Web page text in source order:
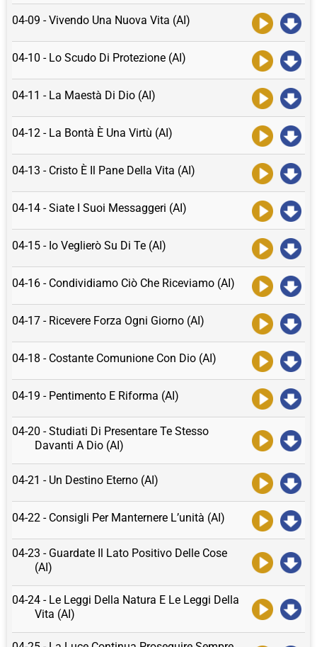
04-09 - Vivendo Una Nuova Vita (AI)
04-10 - Lo Scudo Di Protezione (AI)
04-11 - La Maestà Di Dio (AI)
04-12 - La Bontà È Una Virtù (AI)
04-13 - Cristo È Il Pane Della Vita (AI)
04-14 - Siate I Suoi Messaggeri (AI)
04-15 - Io Veglierò Su Di Te (AI)
04-16 - Condividiamo Ciò Che Riceviamo (AI)
04-17 - Ricevere Forza Ogni Giorno (AI)
04-18 - Costante Comunione Con Dio (AI)
04-19 - Pentimento E Riforma (AI)
04-20 - Studiati Di Presentare Te Stesso
Davanti A Dio (AI)
04-21 - Un Destino Eterno (AI)
04-22 - Consigli Per Manternere L’unità (AI)
04-23 - Guardate Il Lato Positivo Delle Cose
(AI)
04-24 - Le Leggi Della Natura E Le Leggi Della
Vita (AI)